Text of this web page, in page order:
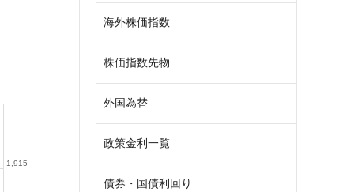
1,915
海外株価指数
株価指数先物
外国為替
政策金利一覧
債券・国債利回り